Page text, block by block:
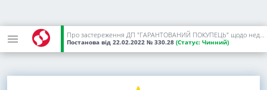
Про застереження ДП "ГАРАНТОВАНИЙ ПОКУПЕЦЬ" щодо недопущення надалі недотримання вимог нормативно-правових актів, що регулюють функціонування ринку електричної енергії, та порушення Ліцензійних умов зі здійснення функцій гарантованого покупця
Постанова від 22.02.2022 № 330.28 (Статус: Чинний)